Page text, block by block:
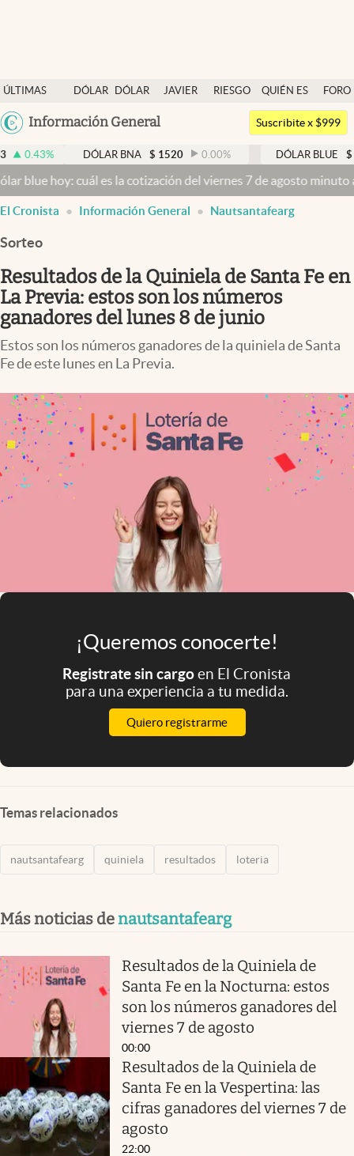
ÚLTIMAS
NOTICIAS
DÓLAR
DÓLAR
JAVIER
RIESGO
QUIÉN ES
QUIÉN
FORO
Argentina
México
Colombia
Información General
Dólar
Members
Economía y Política
Finanzas y Mercados
Mercados Online
Negocios
Columnistas
Otras secciones
Infotechnology
Clase
Clima
Mundial 2026
Eventos Corporativos
Suscribite x $999
DÓLAR BNA $ 1520 0.00% DÓLAR BLUE $ 1525 -
cuál es la cotización del viernes 7 de agosto minuto a minuto
El Cronista Información General Nautsantafearg
Sorteo
Resultados de la Quiniela de Santa Fe en
La Previa: estos son los números
ganadores del lunes 8 de junio
Estos son los números ganadores de la quiniela de Santa
Fe de este lunes en La Previa.
¡Queremos conocerte!
Registrate sin cargoen El Cronista
para una experiencia a tu medida.
Quiero registrarme
Temas relacionados
nautsantafearg quiniela resultados loteria
Más noticias denautsantafearg
Resultados de la Quiniela de
Santa Fe en la Nocturna: estos
son los números ganadores del
viernes 7 de agosto
00:00
Resultados de la Quiniela de
Santa Fe en la Vespertina: las
cifras ganadores del viernes 7 de
agosto
22:00